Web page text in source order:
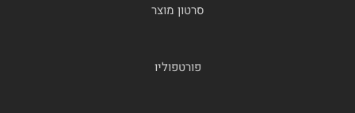
סרטון מוצר
פורטפוליו